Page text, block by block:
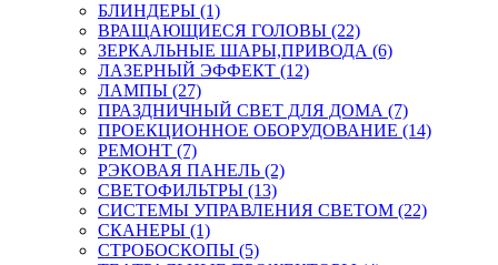
БЛИНДЕРЫ (1)
ВРАЩАЮЩИЕСЯ ГОЛОВЫ (22)
ЗЕРКАЛЬНЫЕ ШАРЫ,ПРИВОДА (6)
ЛАЗЕРНЫЙ ЭФФЕКТ (12)
ЛАМПЫ (27)
ПРАЗДНИЧНЫЙ СВЕТ ДЛЯ ДОМА (7)
ПРОЕКЦИОННОЕ ОБОРУДОВАНИЕ (14)
РЕМОНТ (7)
РЭКОВАЯ ПАНЕЛЬ (2)
СВЕТОФИЛЬТРЫ (13)
СИСТЕМЫ УПРАВЛЕНИЯ СВЕТОМ (22)
СКАНЕРЫ (1)
СТРОБОСКОПЫ (5)